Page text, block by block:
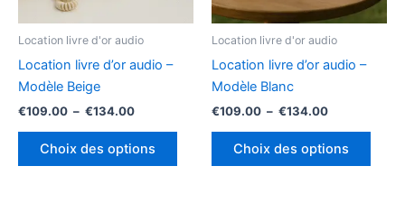
Location livre d'or audio
Location livre d’or audio –
Modèle Beige
€109.00 – €134.00
Choix des options
peuvent
Location livre d'or audio
Location livre d’or audio –
Modèle Blanc
€109.00 – €134.00
Choix des options